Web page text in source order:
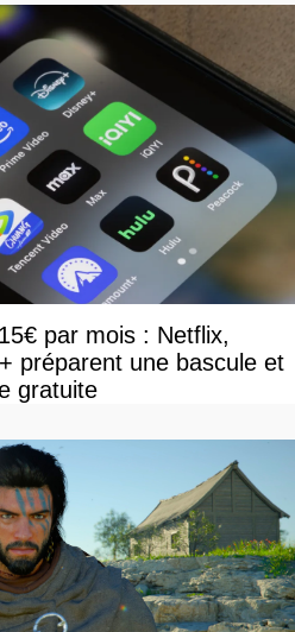
par mois : Netflix,
préparent une bascule et
gratuite